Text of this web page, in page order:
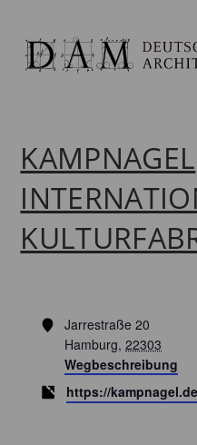
KAMPNAGEL
AdresseJarrestraße 20
Hamburg, 22303
Wegbeschreibung
Webseite
https://